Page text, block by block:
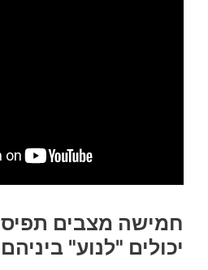
חמישה מצבים
יכולים "לנוע"